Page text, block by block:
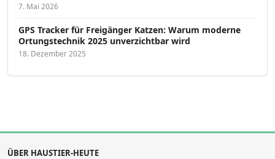
7. Mai 2026
GPS Tracker für Freigänger Katzen: Warum moderne
Ortungstechnik 2025 unverzichtbar wird
18. Dezember 2025
ÜBER HAUSTIER-HEUTE